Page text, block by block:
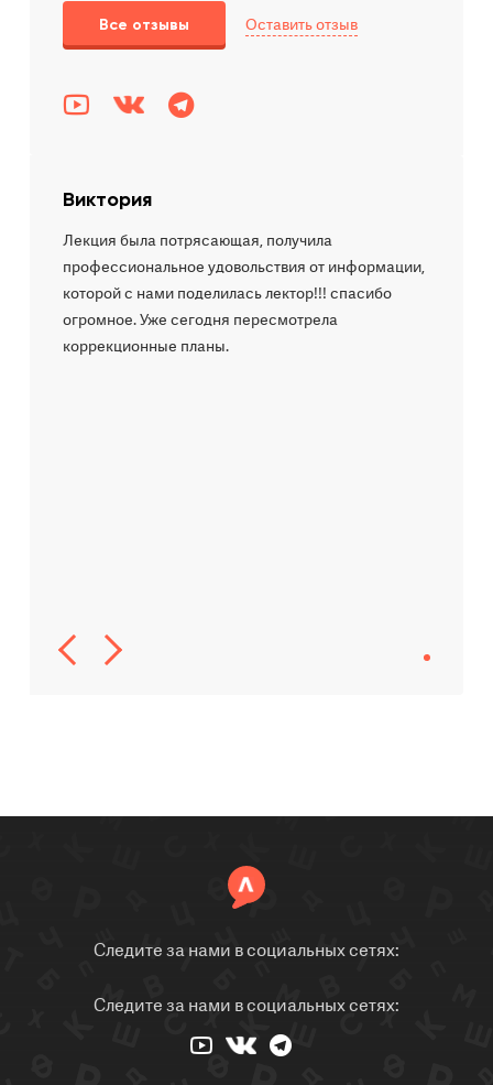
Все отзывы Оставить отзыв
Виктория
Лекция была потрясающая, получила
профессиональное удовольствия от информации,
которой с нами поделилась лектор!!! спасибо
огромное. Уже сегодня пересмотрела
коррекционные планы.
Следите за нами в социальных сетях:
Следите за нами в социальных сетях: